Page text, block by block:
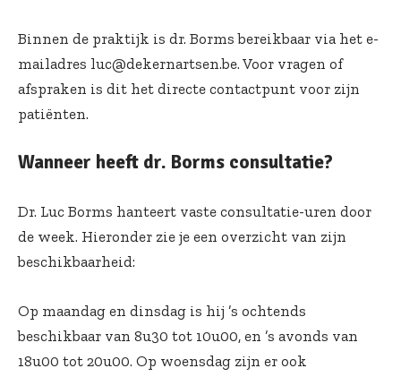
Binnen de praktijk is dr. Borms bereikbaar via het e-
mailadres luc@dekernartsen.be. Voor vragen of
afspraken is dit het directe contactpunt voor zijn
patiënten.
Wanneer heeft dr. Borms consultatie?
Dr. Luc Borms hanteert vaste consultatie-uren door
de week. Hieronder zie je een overzicht van zijn
beschikbaarheid:
Op maandag en dinsdag is hij ’s ochtends
beschikbaar van 8u30 tot 10u00, en ’s avonds van
18u00 tot 20u00. Op woensdag zijn er ook